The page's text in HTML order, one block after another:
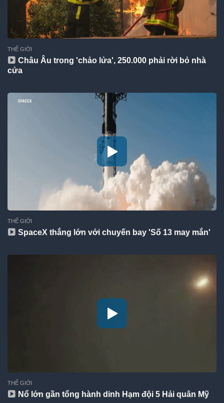
THẾ GIỚI
Châu Âu trong 'chảo lửa', 250.000 phải rời bỏ nhà
cửa
THẾ GIỚI
SpaceX thắng lớn với chuyến bay 'Số 13 may mắn'
THẾ GIỚI
Nổ lớn gần tổng hành dinh Hạm đội 5 Hải quân Mỹ